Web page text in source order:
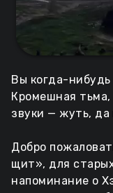
Вы когда-
Кромешная
звуки — жуть, да
Добро
щит», для
напоминание о